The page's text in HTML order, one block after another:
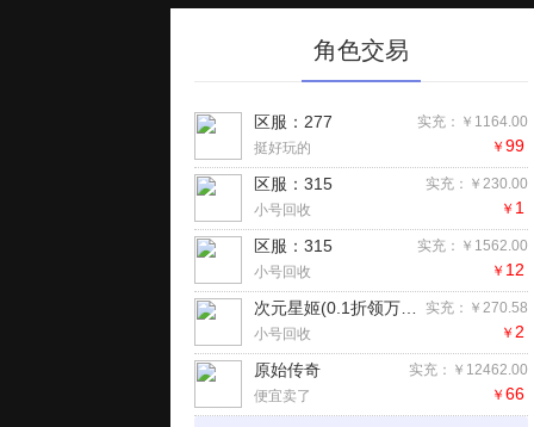
角色交易
实充：￥1164.00
区服：277
挺好玩的 ￥ 99
实充：￥230.00
区服：315
小号回收 ￥ 1
实充：￥1562.00
区服：315
小号回收 ￥ 12
实充：￥270.58
次元星姬(0.1折领万抽送12星)手游
小号回收 ￥ 2
实充：￥12462.00
原始传奇
便宜卖了 ￥ 66